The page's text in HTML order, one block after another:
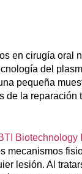
en cirugía oral
del
pequeña
la reparación
Biotechnology
mecanismos
lesión. Al